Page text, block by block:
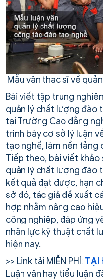
Mẫu văn thạc sĩ về
Bài viết tập trung
quản lý chất lượng đào
tại Trường Cao đẳng
trình bày cơ sở lý luận
tạo nghề, làm nền tảng
Tiếp theo, bài viết
quản lý chất lượng đào
kết quả đạt được, hạn
sở đó, tác giả đề xuất
hợp nhằm nâng cao
công nghiệp, đáp ứng
nhân lực kỹ thuật chất
hiện nay.
>> Link tải MIỄN PHÍ: TẠI
Luận văn hay tiểu luận